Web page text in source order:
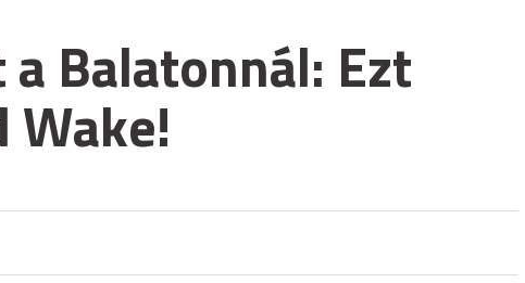
Balatonnál: Ezt
Wake!